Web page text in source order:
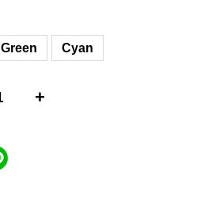
Green Cyan
+